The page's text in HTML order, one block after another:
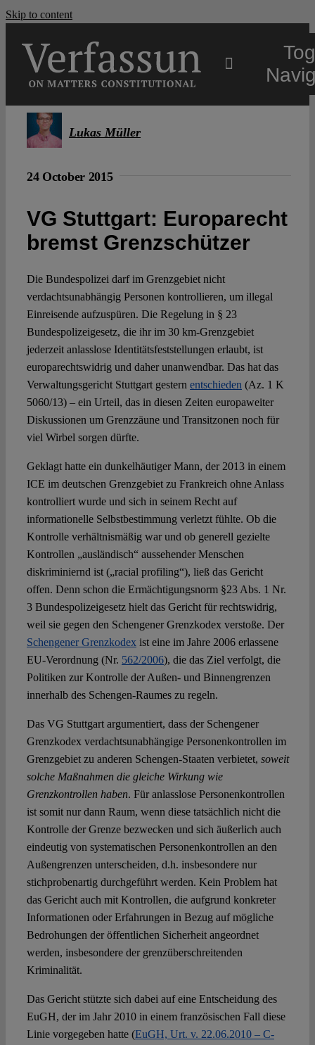
Skip to content
Projects
Authors
Spotlight
Lukas Müller
24 October 2015
VG Stuttgart: Europarecht
bremst Grenzschützer
Die Bundespolizei darf im Grenzgebiet nicht
verdachtsunabhängig Personen kontrollieren, um illegal
Einreisende aufzuspüren. Die Regelung in § 23
Bundespolizeigesetz, die ihr im 30 km-Grenzgebiet
jederzeit anlasslose Identitätsfeststellungen erlaubt, ist
europarechtswidrig und daher unanwendbar. Das hat das
Verwaltungsgericht Stuttgart gestern entschieden (Az. 1 K
5060/13) – ein Urteil, das in diesen Zeiten europaweiter
Diskussionen um Grenzzäune und Transitzonen noch für
viel Wirbel sorgen dürfte.
Geklagt hatte ein dunkelhäutiger Mann, der 2013 in einem
ICE im deutschen Grenzgebiet zu Frankreich ohne Anlass
kontrolliert wurde und sich in seinem Recht auf
informationelle Selbstbestimmung verletzt fühlte. Ob die
Kontrolle verhältnismäßig war und ob generell gezielte
Kontrollen „ausländisch“ aussehender Menschen
diskriminiernd ist („racial profiling“), ließ das Gericht
offen. Denn schon die Ermächtigungsnorm §23 Abs. 1 Nr.
3 Bundespolizeigesetz hielt das Gericht für rechtswidrig,
weil sie gegen den Schengener Grenzkodex verstoße. Der
Schengener Grenzkodex ist eine im Jahre 2006 erlassene
EU-Verordnung (Nr. 562/2006), die das Ziel verfolgt, die
Politiken zur Kontrolle der Außen- und Binnengrenzen
innerhalb des Schengen-Raumes zu regeln.
Das VG Stuttgart argumentiert, dass der Schengener
Grenzkodex verdachtsunabhängige Personenkontrollen im
Grenzgebiet zu anderen Schengen-Staaten verbietet, soweit
solche Maßnahmen die gleiche Wirkung wie
Grenzkontrollen haben. Für anlasslose Personenkontrollen
ist somit nur dann Raum, wenn diese tatsächlich nicht die
Kontrolle der Grenze bezwecken und sich äußerlich auch
eindeutig von systematischen Personenkontrollen an den
Außengrenzen unterscheiden, d.h. insbesondere nur
stichprobenartig durchgeführt werden. Kein Problem hat
das Gericht auch mit Kontrollen, die aufgrund konkreter
Informationen oder Erfahrungen in Bezug auf mögliche
Bedrohungen der öffentlichen Sicherheit angeordnet
werden, insbesondere der grenzüberschreitenden
Kriminalität.
Das Gericht stützte sich dabei auf eine Entscheidung des
EuGH, der im Jahr 2010 in einem französischen Fall diese
Linie vorgegeben hatte (EuGH, Urt. v. 22.06.2010 – C-